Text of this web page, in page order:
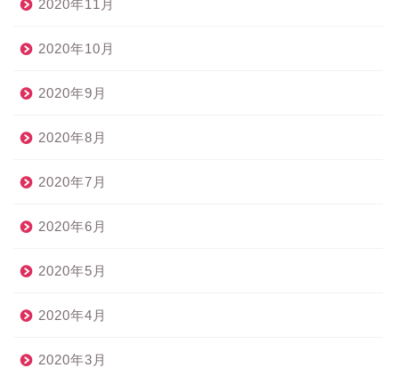
2020年11月
2020年10月
2020年9月
2020年8月
2020年7月
2020年6月
2020年5月
2020年4月
2020年3月